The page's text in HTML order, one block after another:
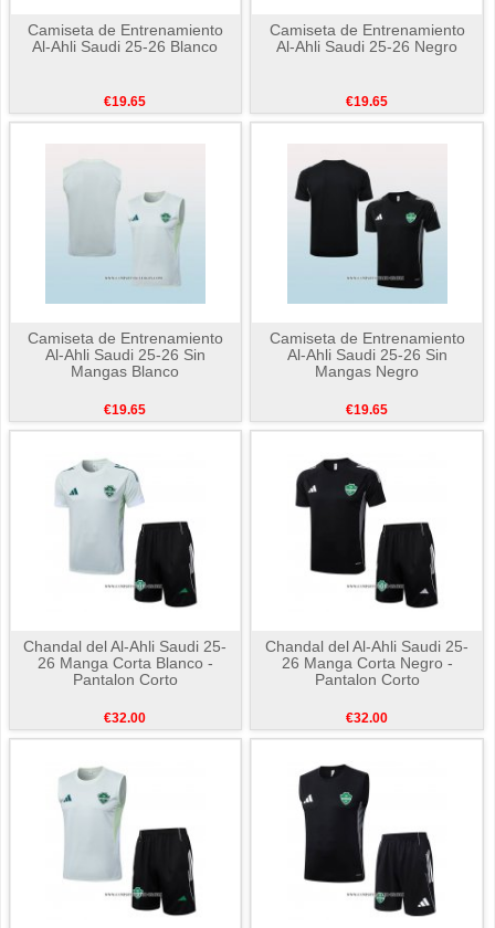
Camiseta de Entrenamiento
Al-Ahli Saudi 25-26 Blanco
€19.65
Camiseta de Entrenamiento
Al-Ahli Saudi 25-26 Negro
€19.65
Camiseta de Entrenamiento
Al-Ahli Saudi 25-26 Sin
Mangas Blanco
€19.65
Camiseta de Entrenamiento
Al-Ahli Saudi 25-26 Sin
Mangas Negro
€19.65
Chandal del Al-Ahli Saudi 25-
26 Manga Corta Blanco -
Pantalon Corto
€32.00
Chandal del Al-Ahli Saudi 25-
26 Manga Corta Negro -
Pantalon Corto
€32.00